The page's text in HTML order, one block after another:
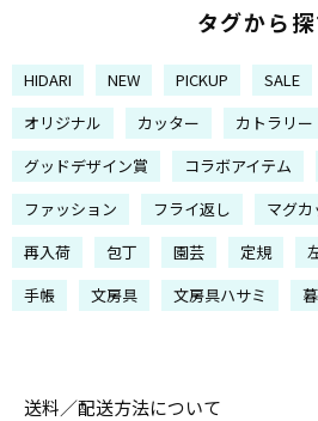
タグから
HIDARI NEW PICKUP SALE
オリジナル
カッター カトラリー
グッドデザイン賞
コラボアイテム
ファッション
フライ返し マグカ
再入荷
包丁 園芸 定規
手帳
文房具 文房具ハサミ
送料／配送方法について